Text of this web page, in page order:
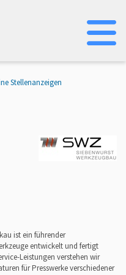
Stellenanzeigen
ist ein führender
entwickelt und fertigt
Leistungen verstehen wir
für Presswerke verschiedener